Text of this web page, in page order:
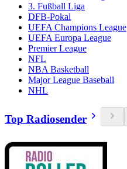
3. Fußball Liga
DFB-Pokal
UEFA Champions League
UEFA Europa League
Premier League
NFL
NBA Basketball
Major League Baseball
NHL
Top Radiosender